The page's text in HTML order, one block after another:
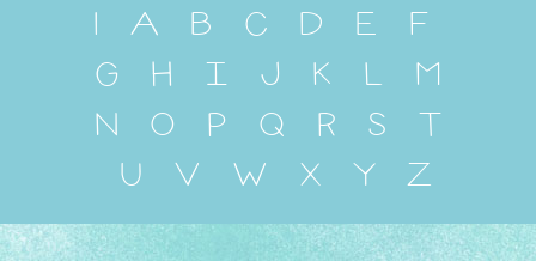
1 A B C D E
F
G
H I J K L
M
N
O P Q R S
T
U
V W X Y Z